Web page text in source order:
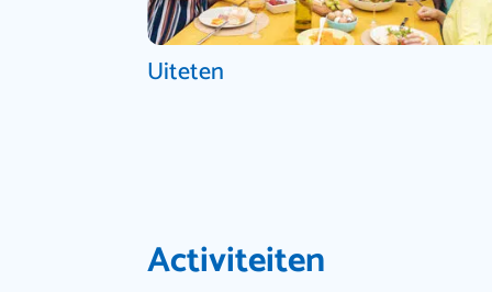
Uiteten
Activiteiten